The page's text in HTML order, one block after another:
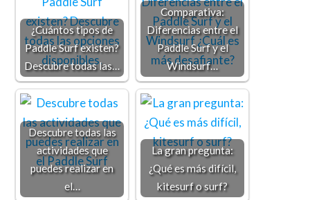
¿Cuántos tipos de
Paddle Surf existen?
Descubre todas las…
Comparativa:
Diferencias entre el
Paddle Surf y el
Windsurf…
Descubre todas las
actividades que
puedes realizar en
el…
La gran pregunta:
¿Qué es más difícil,
kitesurf o surf?